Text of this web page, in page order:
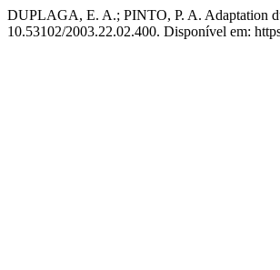
DUPLAGA, E. A.; PINTO, P. A. Adaptation
10.53102/2003.22.02.400. Disponível em: